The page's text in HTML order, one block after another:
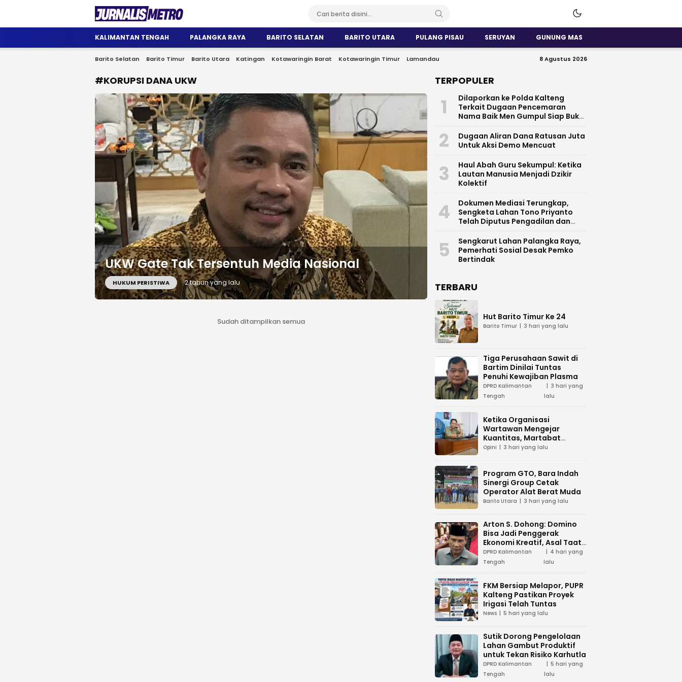
Jurnalis Metro
Satu Wadah Informasi
KALIMANTAN TENGAH PALANGKA RAYA BARITO SELATAN BARITO UTARA PULANG PISAU SERUYAN GUNUNG MAS
Barito Selatan Barito Timur Barito Utara Katingan Kotawaringin Barat Kotawaringin Timur Lamandau 8 Agustus 2026
#KORUPSI DANA UKW
UKW Gate Tak Tersentuh Media Nasional
HUKUM PERISTIWA 2 tahun yang lalu
Sudah ditampilkan semua
TERPOPULER
1
Dilaporkan ke Polda Kalteng
Terkait Dugaan Pencemaran
Nama Baik Men Gumpul Siap Buka
2
Dugaan Aliran Dana Ratusan Juta
Untuk Aksi Demo Mencuat
3
Haul Abah Guru Sekumpul: Ketika
Lautan Manusia Menjadi Dzikir
Kolektif
4
​Dokumen Mediasi Terungkap,
Sengketa Lahan Tono Priyanto
Telah Diputus Pengadilan dan
5
Sengkarut Lahan Palangka Raya,
Pemerhati Sosial Desak Pemko
Bertindak
TERBARU
Hut Barito Timur Ke 24
Barito Timur 3 hari yang lalu
Tiga Perusahaan Sawit di
Bartim Dinilai Tuntas
Penuhi Kewajiban Plasma
DPRD Kalimantan
Tengah
3 hari yang
lalu
Ketika Organisasi
Wartawan Mengejar
Kuantitas, Martabat
Profesi Menjadi Taruhan
Opini 3 hari yang lalu
Program GTO, Bara Indah
Sinergi Group Cetak
Operator Alat Berat Muda
Barito Utara 3 hari yang lalu
Arton S. Dohong: Domino
Bisa Jadi Penggerak
Ekonomi Kreatif, Asal Taat
Aturan
DPRD Kalimantan
Tengah
4 hari yang
lalu
FKM Bersiap Melapor, PUPR
Kalteng Pastikan Proyek
Irigasi Telah Tuntas
News 5 hari yang lalu
Sutik Dorong Pengelolaan
Lahan Gambut Produktif
untuk Tekan Risiko Karhutla
DPRD Kalimantan
Tengah
5 hari yang
lalu